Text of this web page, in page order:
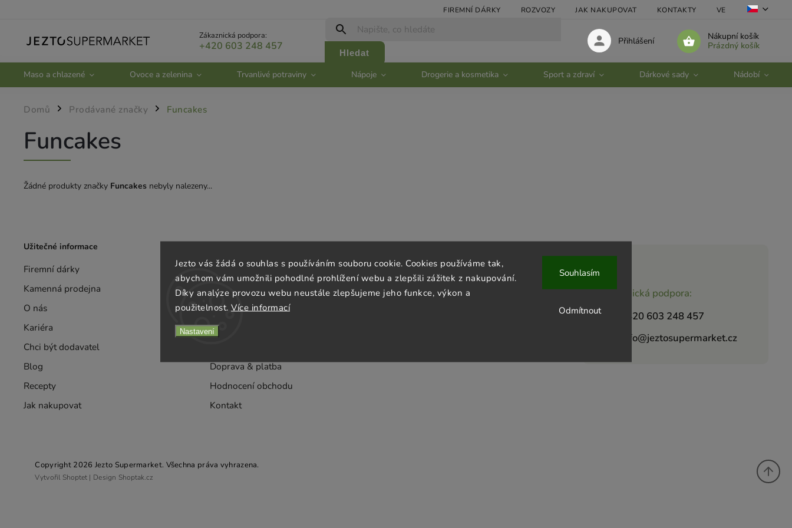
Jezto vás žádá o souhlas s používáním souboru cookie. Cookies používáme tak,
abychom vám umožnili pohodlné prohlížení webu a zlepšili zážitek z nakupování.
Díky analýze provozu webu neustále zlepšujeme jeho funkce, výkon a
použitelnost. Více informací
Nastavení
Odmítnout
Souhlasím
FIREMNÍ DÁRKY ROZVOZY JAK NAKUPOVAT KONTAKTY VELKOOBCHOD
Zákaznická podpora:
+420 603 248 457
Hledat
Nákupní košík
Prázdný košík
Přihlášení
Maso a chlazené Ovoce a zelenina Trvanlivé potraviny Nápoje Drogerie a kosmetika Sport a zdraví Dárkové sady Nádobí
Domů / Prodávané značky / Funcakes
Funcakes
Žádné produkty značky Funcakes nebyly nalezeny...
Zákaznická podpora:
+420 603 248 457
info@jeztosupermarket.cz
Užitečné informace
Firemní dárky
Kamenná prodejna
O nás
Kariéra
Chci být dodavatel
Blog
Recepty
Jak nakupovat
Velkoobchod
Rozvozy
Taste
Obchodní podmínky
Doprava & platba
Hodnocení obchodu
Kontakt
Jezto Supermarket tým
Copyright 2026 Jezto Supermarket. Všechna práva vyhrazena.
Vytvořil Shoptet | Design Shoptak.cz